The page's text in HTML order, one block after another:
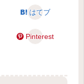
はてブ
Pinterest